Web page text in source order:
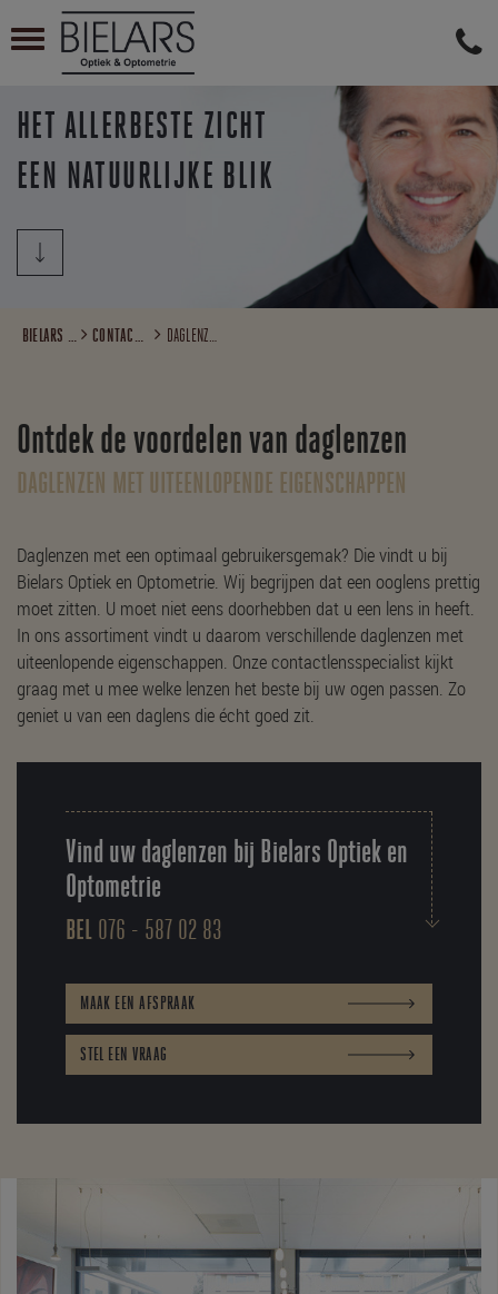

HET ALLERBESTE ZICHT
EEN NATUURLIJKE BLIK
BIELARS OPTIEK EN OPTOMETRIE CONTACTLENZEN DAGLENZEN
Ontdek de voordelen van daglenzen
DAGLENZEN MET UITEENLOPENDE EIGENSCHAPPEN
Daglenzen met een optimaal gebruikersgemak? Die vindt u bij
Bielars Optiek en Optometrie. Wij begrijpen dat een ooglens prettig
moet zitten. U moet niet eens doorhebben dat u een lens in heeft.
In ons assortiment vindt u daarom verschillende daglenzen met
uiteenlopende eigenschappen. Onze contactlensspecialist kijkt
graag met u mee welke lenzen het beste bij uw ogen passen. Zo
geniet u van een daglens die écht goed zit.
Vind uw daglenzen bij Bielars Optiek en
Optometrie
BEL 076 - 587 02 83
MAAK EEN AFSPRAAK
STEL EEN VRAAG